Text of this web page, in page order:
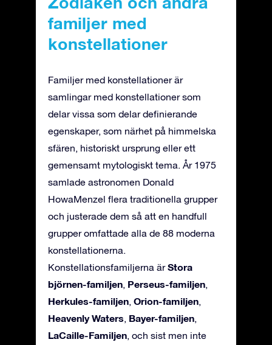
familjer med
konstellationer
Familjer med konstellationer är
samlingar med konstellationer som
delar vissa som delar definierande
egenskaper, som närhet på himmelska
sfären, historiskt ursprung eller ett
gemensamt mytologiskt tema. År 1975
samlade astronomen Donald
HowaMenzel flera traditionella grupper
och justerade dem så att en handfull
grupper omfattade alla de 88 moderna
konstellationerna.
Konstellationsfamiljerna ärStora
björnen-familjen Perseus-familjen
Herkules-familjen Orion-familjen
Heavenly Waters Bayer-familjen
LaCaille-Familjen , och sist men inte